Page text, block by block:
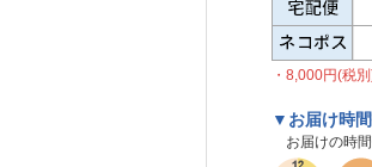
・8,000円(税
▼お届け時
お届けの時間